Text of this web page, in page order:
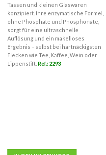
Tassen und kleinen Glaswaren
konzipiert. Ihre enzymatische Formel,
ohne Phosphate und Phosphonate,
sorgt für eine ultraschnelle
Auflösung und ein makelloses
Ergebnis – selbst bei hartnäckigsten
Flecken wie Tee, Kaffee, Wein oder
Lippenstift. Ref.: 2293